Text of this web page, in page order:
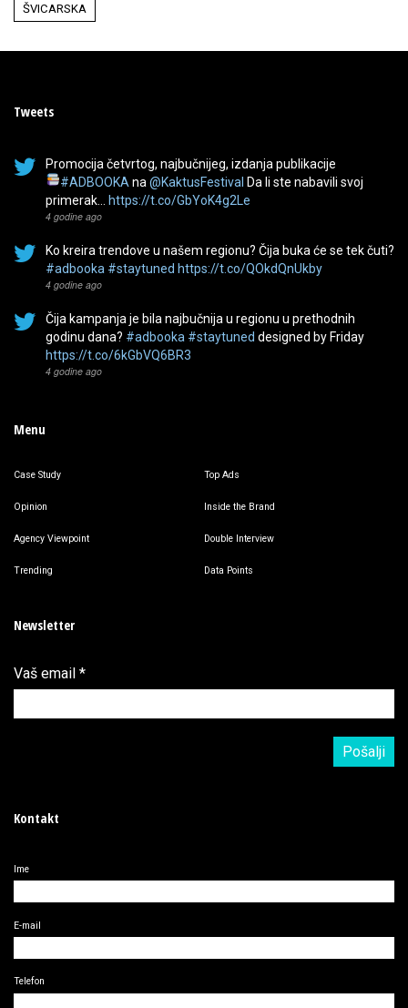
ŠVICARSKA
Tweets
Promocija četvrtog, najbučnijeg, izdanja publikacije
#ADBOOKA na @KaktusFestival Da li ste nabavili svoj
primerak…
https://t.co/GbYoK4g2Le
4 godine ago
Ko kreira trendove u našem regionu? Čija buka će se tek čuti?
#adbooka #staytuned https://t.co/QOkdQnUkby
4 godine ago
Čija kampanja je bila najbučnija u regionu u prethodnih
godinu dana? #adbooka #staytuned designed by Friday
https://t.co/6kGbVQ6BR3
4 godine ago
Menu
Case Study Top Ads
Opinion Inside the Brand
Agency Viewpoint Double Interview
Trending Data Points
Newsletter
Vaš email *
Kontakt
Ime
E-mail
Telefon